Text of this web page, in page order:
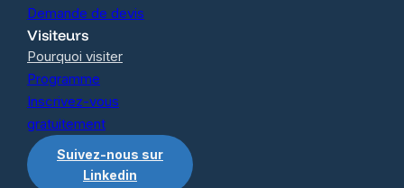
Demande de devis
Visiteurs
Pourquoi visiter
Programme
Inscrivez-vous
gratuitement
Suivez-nous sur
Linkedin